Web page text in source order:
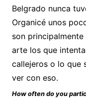
Belgrado nunca
Organicé unos
son
arte los que
callejeros o lo que
ver con eso.
How often do you